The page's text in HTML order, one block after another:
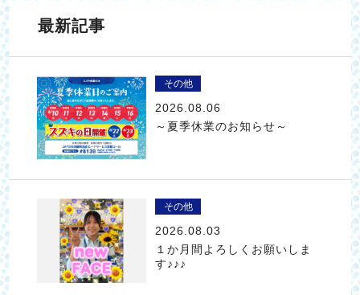
最新記事
その他
2026.08.06
～夏季休業のお知らせ～
その他
2026.08.03
１か月間よろしくお願いしま
す♪♪♪